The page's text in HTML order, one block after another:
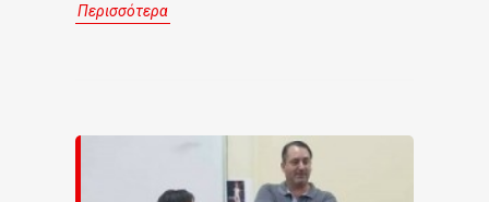
Περισσότερα